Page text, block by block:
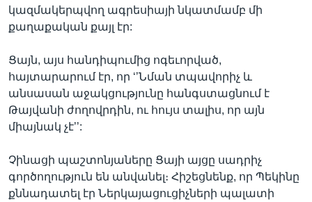
կազմակերպվող ագրեսիայի նկատմամբ մի
քաղաքական քայլ էր:
Ցայն, այս հանդիպումից ոգեւորված,
հայտարարում էր, որ ‘’Նման տպավորիչ և
անսասան աջակցությունը հանգստացնում է
Թայվանի ժողովրդին, ու հույս տալիս, որ այն
միայնակ չէ’’:
Չինացի պաշտոնյաները Ցայի այցը սադրիչ
գործողություն են անվանել։ Հիշեցնենք, որ Պեկինը
քննադատել էր Ներկայացուցիչների պալատի